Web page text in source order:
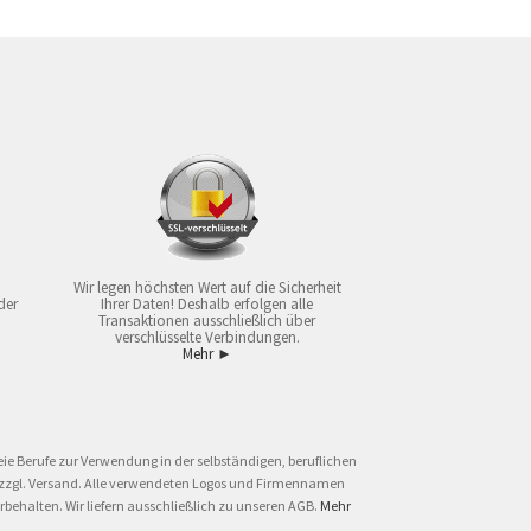
Wir legen höchsten Wert auf die Sicherheit
Ihrer Daten! Deshalb erfolgen alle
Transaktionen ausschließlich über
verschlüsselte Verbindungen.
Mehr ►
Berufe zur Verwendung in der selbständigen, beruflichen
Versand. Alle verwendeten Logos und Firmennamen
Wir liefern ausschließlich zu unseren AGB. Mehr